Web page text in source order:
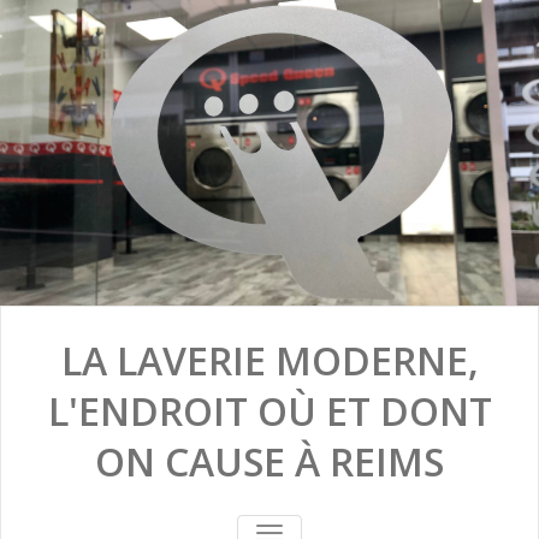
LA LAVERIE MODERNE,
L'ENDROIT OÙ ET DONT
ON CAUSE À REIMS